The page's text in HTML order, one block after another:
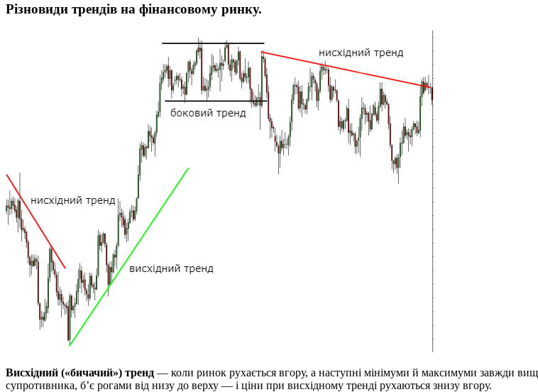
Різновиди трендів на фінансовому ринку.
Висхідний («бичачий») тренд — коли ринок рухається вгору, а наступні мінімуми й максимуми завжди
супротивника, б’є рогами від низу до верху — і ціни при висхідному тренді рухаються знизу вгору.